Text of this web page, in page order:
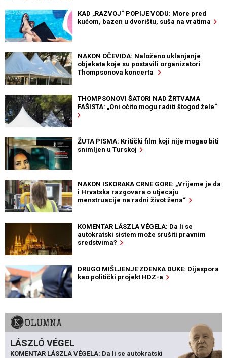
KAD „RAZVOJ“ POPIJE VODU: More pred
kućom, bazen u dvorištu, suša na vratima
NAKON OČEVIDA: Naloženo uklanjanje
objekata koje su postavili organizatori
Thompsonova koncerta
THOMPSONOVI ŠATORI NAD ŽRTVAMA
FAŠISTA: „Oni očito mogu raditi štogod žele“
ŽUTA PISMA: Kritički film koji nije mogao biti
snimljen u Turskoj
NAKON ISKORAKA CRNE GORE: „Vrijeme je da
i Hrvatska razgovara o utjecaju
menstruacije na radni život žena“
KOMENTAR LÁSZLA VÉGELA: Da li se
autokratski sistem može srušiti pravnim
sredstvima?
DRUGO MIŠLJENJE ZDENKA DUKE: Dijaspora
kao politički projekt HDZ-a
KOLUMNA
LÁSZLÓ VÉGEL
KOMENTAR LÁSZLA VÉGELA: Da li se autokratski